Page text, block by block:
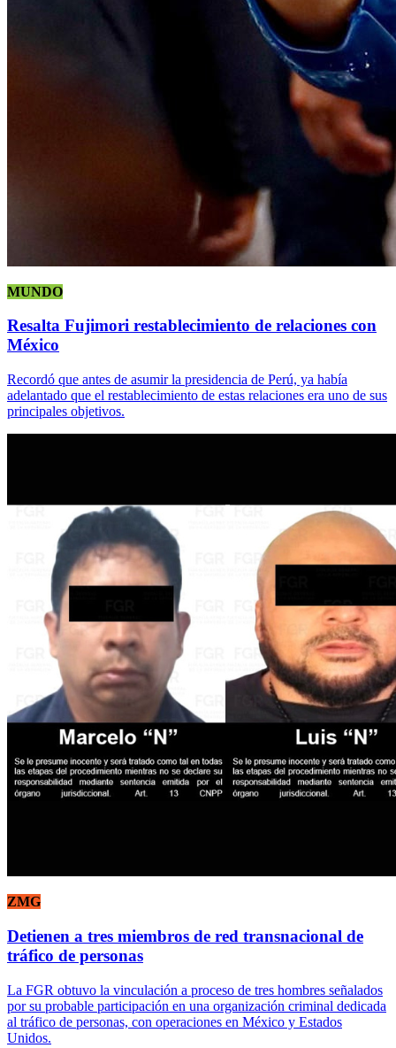
MUNDO
Resalta Fujimori restablecimiento de relaciones con
México
Recordó que antes de asumir la presidencia de Perú, ya había
adelantado que el restablecimiento de estas relaciones era uno de sus
principales objetivos.
ZMG
Detienen a tres miembros de red transnacional de
tráfico de personas
La FGR obtuvo la vinculación a proceso de tres hombres señalados
por su probable participación en una organización criminal dedicada
al tráfico de personas, con operaciones en México y Estados
Unidos.